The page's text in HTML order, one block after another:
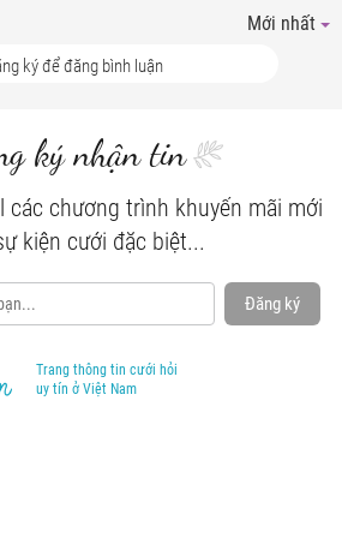
Mới nhất
ký nhận tin
các chương trình khuyến mãi mới
kiện cưới đặc biệt...
Đăng ký
Trang thông tin cưới hỏi
uy tín ở Việt Nam